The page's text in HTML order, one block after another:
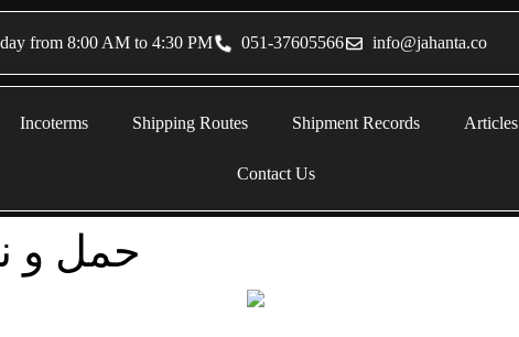
from 8:00 AM to 4:30 PM 051-37605566 info@jahanta.co
Incoterms Shipping Routes Shipment Records Articles
Contact Us
حمل و